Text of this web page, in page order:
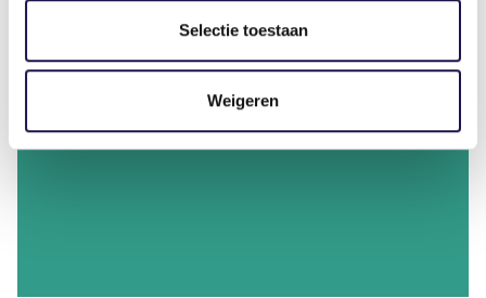
Selectie toestaan
Weigeren
Zzp-dienstverlening: splitsing van de
Wet VBAR